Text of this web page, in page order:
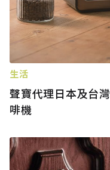
生活
聲寶代理日本及台
啡機